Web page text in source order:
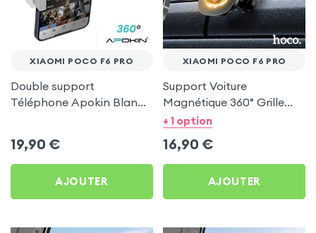
XIAOMI POCO F6 PRO
Double support
Téléphone Apokin Blanc
et Twitch
19,90 €
AJOUTER
XIAOMI POCO F6 PRO
Support Voiture
Magnétique 360° Grille
d'aération Hoco pour
+ 1 option
16,90 €
AJOUTER